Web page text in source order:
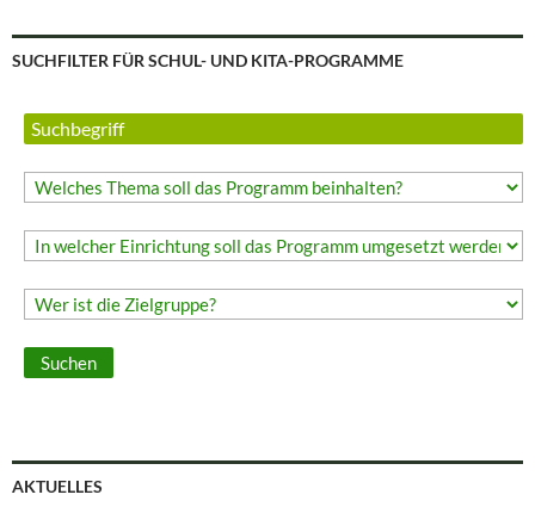
SUCHFILTER FÜR SCHUL- UND KITA-PROGRAMME
AKTUELLES